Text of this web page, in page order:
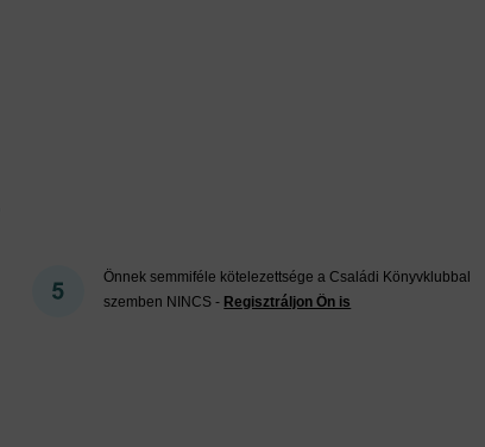
Önnek semmiféle kötelezettsége a Családi Könyvklubbal
szemben NINCS - Regisztráljon Ön is